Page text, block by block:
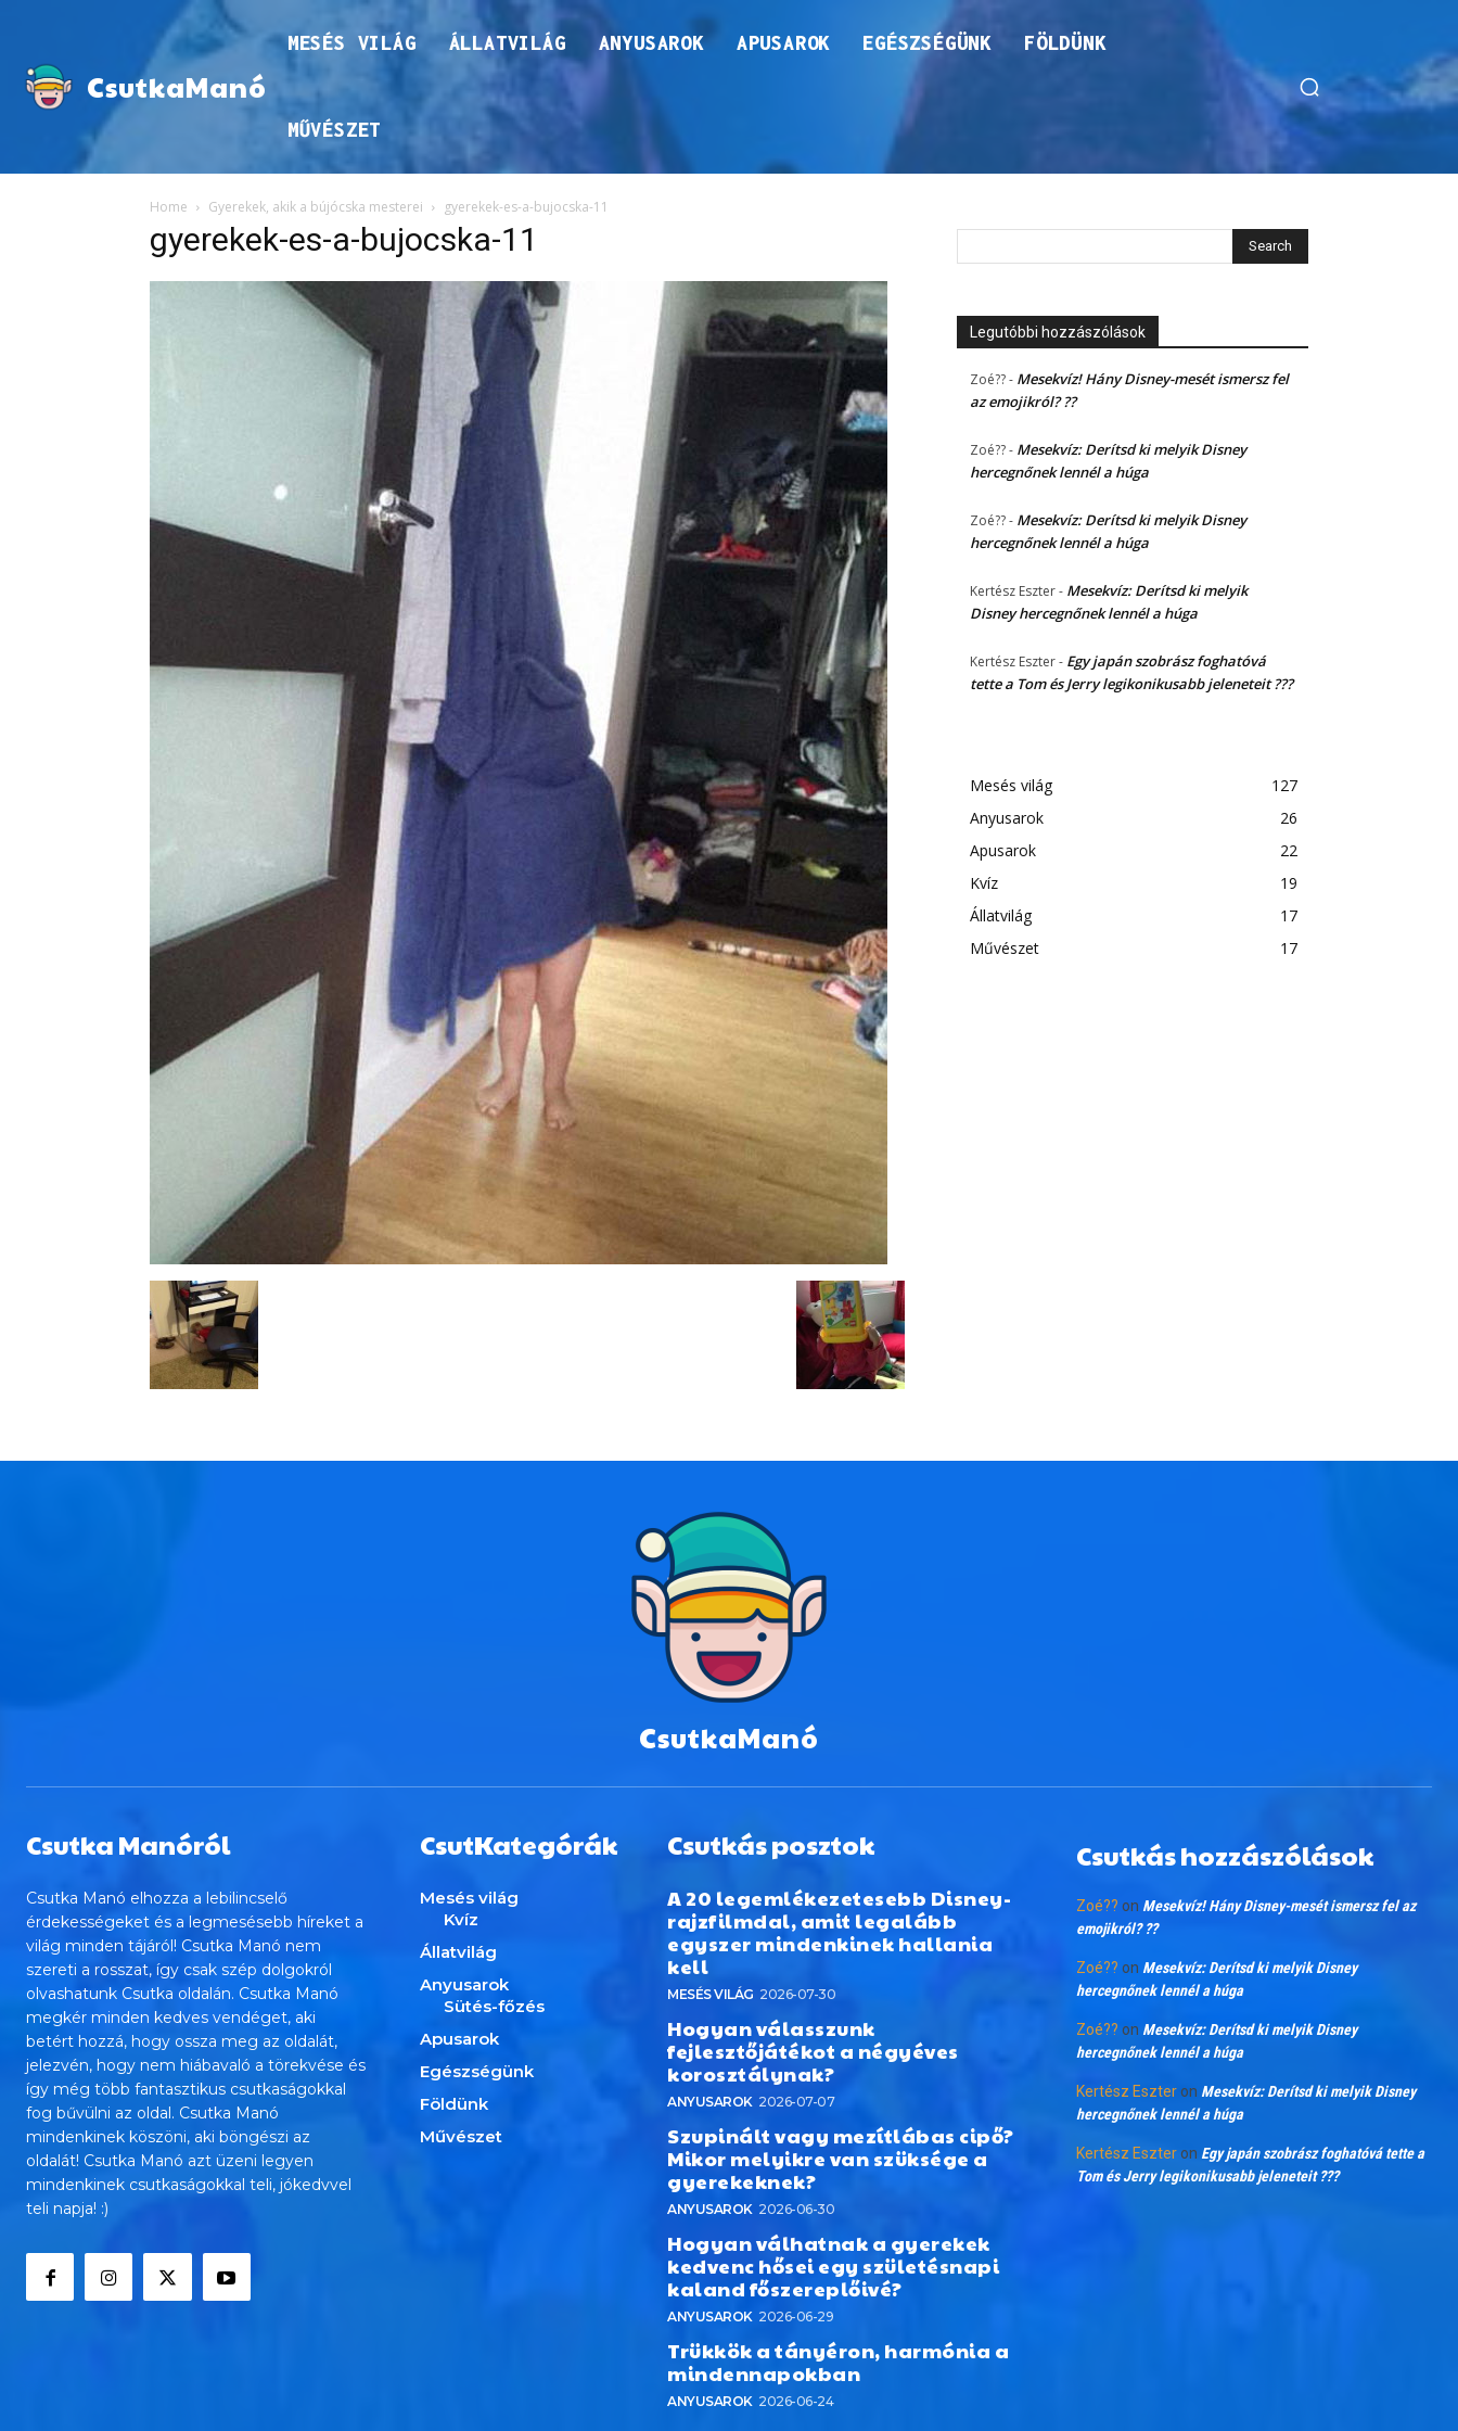
CsutkaManó
MESÉS VILÁG ÁLLATVILÁG ANYUSAROK APUSAROK EGÉSZSÉGÜNK FÖLDÜNK
MŰVÉSZET
Home Gyerekek, akik a bújócska mesterei gyerekek-es-a-bujocska-11
gyerekek-es-a-bujocska-11
Legutóbbi hozzászólások
Zoé??- Mesekvíz! Hány Disney-mesét ismersz fel
az emojikról? ??
Zoé??- Mesekvíz: Derítsd ki melyik Disney
hercegnőnek lennél a húga
Zoé??- Mesekvíz: Derítsd ki melyik Disney
hercegnőnek lennél a húga
Kertész Eszter- Mesekvíz: Derítsd ki melyik
Disney hercegnőnek lennél a húga
Kertész Eszter- Egy japán szobrász foghatóvá
tette a Tom és Jerry legikonikusabb jeleneteit ???
Mesés világ
127
Anyusarok
26
Apusarok
22
Kvíz
19
Állatvilág
17
Művészet
17
CsutkaManó
Csutka Manóról
Csutka Manó elhozza a lebilincselő
érdekességeket és a legmesésebb híreket a
világ minden tájáról! Csutka Manó nem
szereti a rosszat, így csak szép dolgokról
olvashatunk Csutka oldalán. Csutka Manó
megkér minden kedves vendéget, aki
betért hozzá, hogy ossza meg az oldalát,
jelezvén, hogy nem hiábavaló a törekvése és
így még több fantasztikus csutkaságokkal
fog bűvülni az oldal. Csutka Manó
mindenkinek köszöni, aki böngészi az
oldalát! Csutka Manó azt üzeni legyen
mindenkinek csutkaságokkal teli, jókedvvel
teli napja! :)
CsutKategórák
Mesés világ
Kvíz
Állatvilág
Anyusarok
Sütés-főzés
Apusarok
Egészségünk
Földünk
Művészet
Csutkás posztok
A 20 legemlékezetesebb Disney-
rajzfilmdal, amit legalább
egyszer mindenkinek hallania
kell
MESÉS VILÁG 2026-07-30
Hogyan válasszunk
fejlesztőjátékot a négyéves
korosztálynak?
ANYUSAROK 2026-07-07
Szupinált vagy mezítlábas cipő?
Mikor melyikre van szüksége a
gyerekeknek?
ANYUSAROK 2026-06-30
Hogyan válhatnak a gyerekek
kedvenc hősei egy születésnapi
kaland főszereplőivé?
ANYUSAROK 2026-06-29
Trükkök a tányéron, harmónia a
mindennapokban
ANYUSAROK 2026-06-24
Csutkás hozzászólások
Zoé?? on Mesekvíz! Hány Disney-mesét ismersz fel az
emojikról? ??
Zoé?? on Mesekvíz: Derítsd ki melyik Disney
hercegnőnek lennél a húga
Zoé?? on Mesekvíz: Derítsd ki melyik Disney
hercegnőnek lennél a húga
Kertész Eszteron Mesekvíz: Derítsd ki melyik Disney
hercegnőnek lennél a húga
Kertész Eszteron Egy japán szobrász foghatóvá tette a
Tom és Jerry legikonikusabb jeleneteit ???